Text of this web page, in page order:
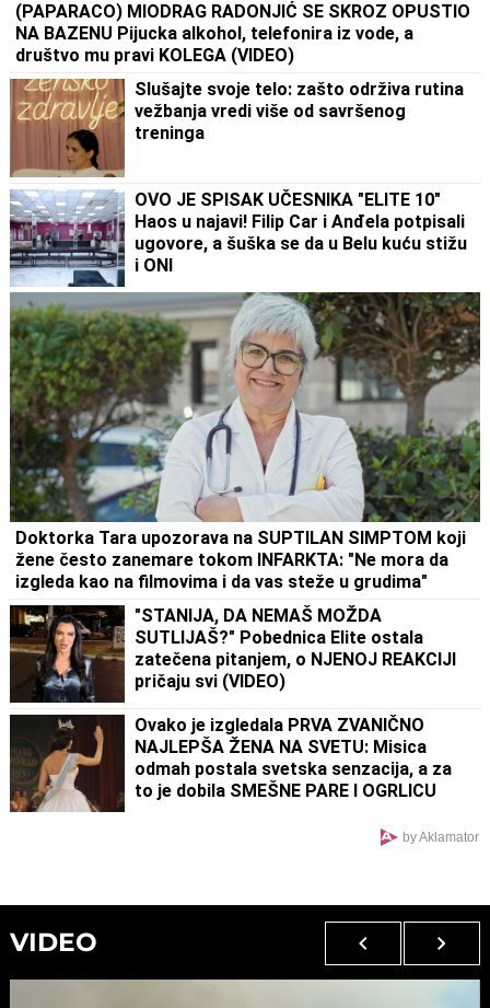
(PAPARACO) MIODRAG RADONJIĆ SE SKROZ OPUSTIO
NA BAZENU Pijucka alkohol, telefonira iz vode, a
društvo mu pravi KOLEGA (VIDEO)
Slušajte svoje telo: zašto održiva rutina
vežbanja vredi više od savršenog
treninga
OVO JE SPISAK UČESNIKA "ELITE 10"
Haos u najavi! Filip Car i Anđela potpisali
ugovore, a šuška se da u Belu kuću stižu
i ONI
Doktorka Tara upozorava na SUPTILAN SIMPTOM koji
žene često zanemare tokom INFARKTA: "Ne mora da
izgleda kao na filmovima i da vas steže u grudima"
"STANIJA, DA NEMAŠ MOŽDA
SUTLIJAŠ?" Pobednica Elite ostala
zatečena pitanjem, o NJENOJ REAKCIJI
pričaju svi (VIDEO)
Ovako je izgledala PRVA ZVANIČNO
NAJLEPŠA ŽENA NA SVETU: Misica
odmah postala svetska senzacija, a za
to je dobila SMEŠNE PARE I OGRLICU
by Aklamator
VIDEO